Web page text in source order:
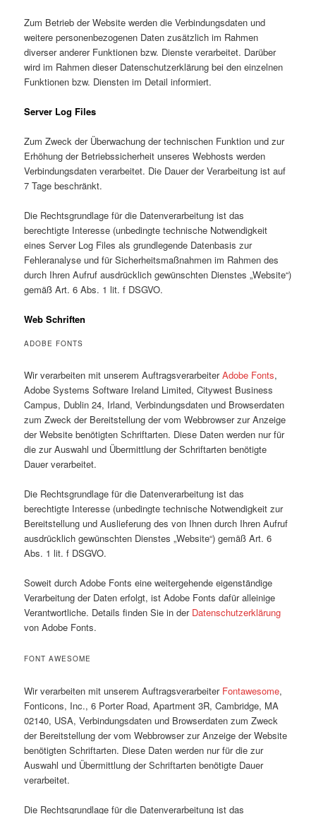
Zum Betrieb der Website werden die Verbindungsdaten und
weitere personenbezogenen Daten zusätzlich im Rahmen
diverser anderer Funktionen bzw. Dienste verarbeitet. Darüber
wird im Rahmen dieser Datenschutzerklärung bei den einzelnen
Funktionen bzw. Diensten im Detail informiert.
Server Log Files
Zum Zweck der Überwachung der technischen Funktion und zur
Erhöhung der Betriebssicherheit unseres Webhosts werden
Verbindungsdaten verarbeitet. Die Dauer der Verarbeitung ist auf
7 Tage beschränkt.
Die Rechtsgrundlage für die Datenverarbeitung ist das
berechtigte Interesse (unbedingte technische Notwendigkeit
eines Server Log Files als grundlegende Datenbasis zur
Fehleranalyse und für Sicherheitsmaßnahmen im Rahmen des
durch Ihren Aufruf ausdrücklich gewünschten Dienstes „Website“)
gemäß Art. 6 Abs. 1 lit. f DSGVO.
Web Schriften
ADOBE FONTS
Wir verarbeiten mit unserem AuftragsverarbeiterAdobe Fonts,
Adobe Systems Software Ireland Limited, Citywest Business
Campus, Dublin 24, Irland, Verbindungsdaten und Browserdaten
zum Zweck der Bereitstellung der vom Webbrowser zur Anzeige
der Website benötigten Schriftarten. Diese Daten werden nur für
die zur Auswahl und Übermittlung der Schriftarten benötigte
Dauer verarbeitet.
Die Rechtsgrundlage für die Datenverarbeitung ist das
berechtigte Interesse (unbedingte technische Notwendigkeit zur
Bereitstellung und Auslieferung des von Ihnen durch Ihren Aufruf
ausdrücklich gewünschten Dienstes „Website“) gemäß Art. 6
Abs. 1 lit. f DSGVO.
Soweit durch Adobe Fonts eine weitergehende eigenständige
Verarbeitung der Daten erfolgt, ist Adobe Fonts dafür alleinige
Verantwortliche. Details finden Sie in der Datenschutzerklärung
von Adobe Fonts.
FONT AWESOME
Wir verarbeiten mit unserem Auftragsverarbeiter Fontawesome,
Fonticons, Inc., 6 Porter Road, Apartment 3R, Cambridge, MA
02140, USA, Verbindungsdaten und Browserdaten zum Zweck
der Bereitstellung der vom Webbrowser zur Anzeige der Website
benötigten Schriftarten. Diese Daten werden nur für die zur
Auswahl und Übermittlung der Schriftarten benötigte Dauer
verarbeitet.
Die Rechtsgrundlage für die Datenverarbeitung ist das